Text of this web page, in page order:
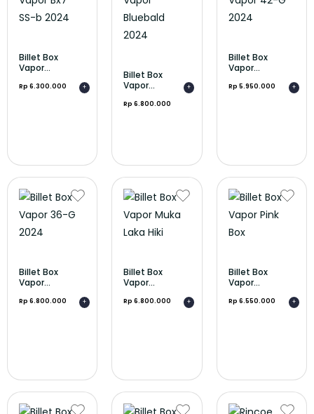
Billet Box
Vapor...
Rp 6.300.000 +
Billet Box
Vapor...
Rp 6.800.000
+
Billet Box
Vapor...
Rp 5.950.000 +
Billet Box
Vapor...
Rp 6.800.000 +
Billet Box
Vapor...
Rp 6.800.000 +
Billet Box
Vapor...
Rp 6.550.000 +